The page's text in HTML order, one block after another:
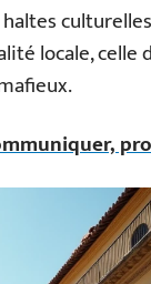
culturelles
locale, celle